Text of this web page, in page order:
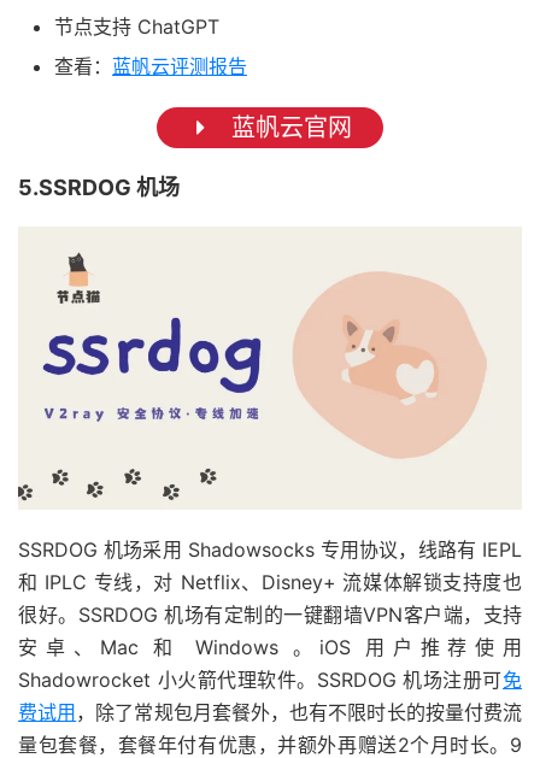
节点支持 ChatGPT
查看： 蓝帆云评测报告
蓝帆云官网
5.SSRDOG 机场
SSRDOG 机场采用 Shadowsocks 专用协议，线路有 IEPL
和 IPLC 专线，对 Netflix、Disney+ 流媒体解锁支持度也
很好。SSRDOG 机场有定制的一键翻墙VPN客户端，支持
安卓、Mac 和 Windows 。iOS 用户推荐使用
Shadowrocket 小火箭代理软件。SSRDOG 机场注册可免
费试用 ，除了常规包月套餐外，也有不限时长的按量付费流
量包套餐，套餐年付有优惠，并额外再赠送2个月时长。9